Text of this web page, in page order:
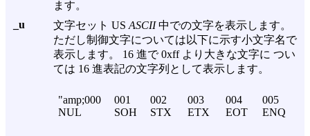
ます。
_u
文字セット US ASCII中での文字を表示します。
ただし制御文字については以下に示す小文字名で
表示します。 16 進で 0xff より大きな文字に つい
ては 16 進表記の文字列として表示します。
"amp;000
NUL
001
SOH
002
STX
003
ETX
004
EOT
005
ENQ